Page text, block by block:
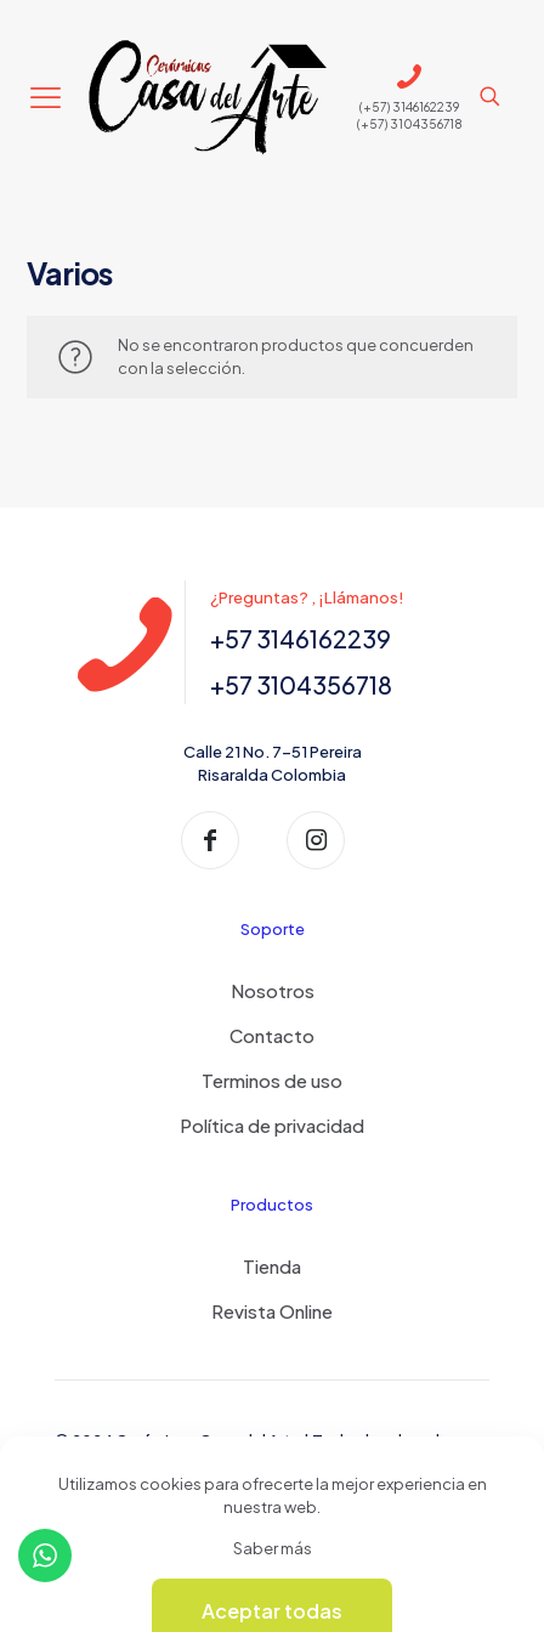
(+57) 3146162239
(+57) 3104356718
Varios
No se encontraron productos que concuerden
con la selección.
¿Preguntas? , ¡Llámanos!
+57 3146162239
+57 3104356718
Calle 21 No. 7-51 Pereira
Risaralda Colombia
Soporte
Nosotros
Contacto
Terminos de uso
Política de privacidad
Productos
Tienda
Revista Online
© 2024 Cerámicas Casa del Arte | Todos los derechos
Utilizamos cookies para ofrecerte la mejor experiencia en
nuestra web.
Saber más
Aceptar todas